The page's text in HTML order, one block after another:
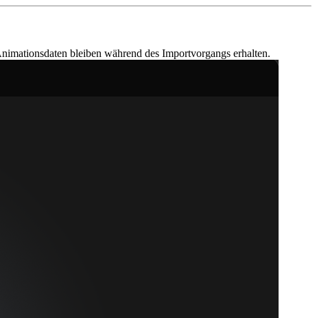
bleiben während des Importvorgangs erhalten.